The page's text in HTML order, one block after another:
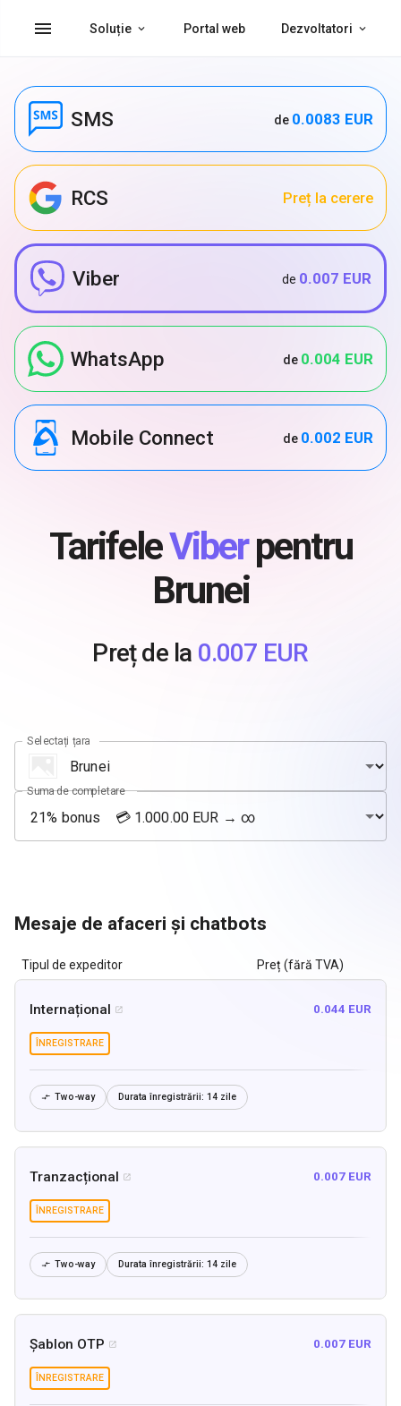
menu Soluție Portal web Dezvoltatori
SMS de 0.0083 EUR
RCS Preț la cerere
Viber de 0.007 EUR
WhatsApp de 0.004 EUR
Mobile Connect de 0.002 EUR
TarifeleViberpentru
Brunei
Preț de la 0.007 EUR
Selectați țara
Suma de completare
Mesaje de afaceri și chatbots
Tipul de expeditor Preț (fără TVA)
Internațional  0.044 EUR
ÎNREGISTRARE
 Two-way Durata înregistrării: 14 zile
Tranzacțional  0.007 EUR
ÎNREGISTRARE
 Two-way Durata înregistrării: 14 zile
Șablon OTP  0.007 EUR
ÎNREGISTRARE